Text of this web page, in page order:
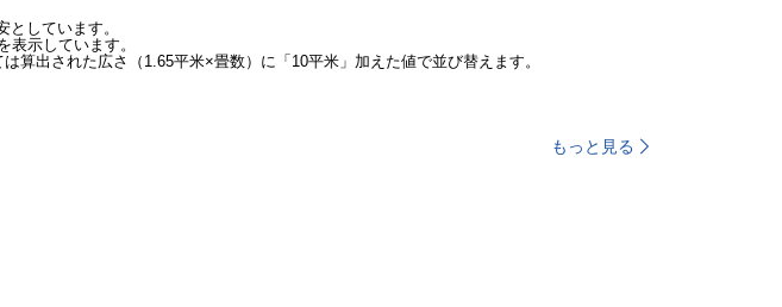
しています。
示しています。
算出された広さ（1.65平米×畳数）に「10平米」加えた値で並び替えます。
もっと見る